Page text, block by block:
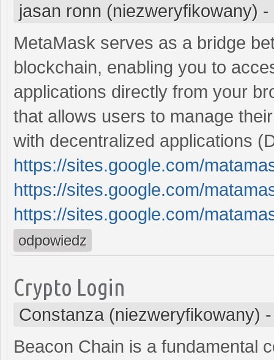
jasan ronn (niezweryfikowany) -
MetaMask serves as a bridge
blockchain, enabling you to
applications directly from your
that allows users to manage
with decentralized applications
https://sites.google.com/
https://sites.google.com/
https://sites.google.com/
odpowiedz
Crypto Login
Constanza (niezweryfikowany)
Beacon Chain is a fundamental